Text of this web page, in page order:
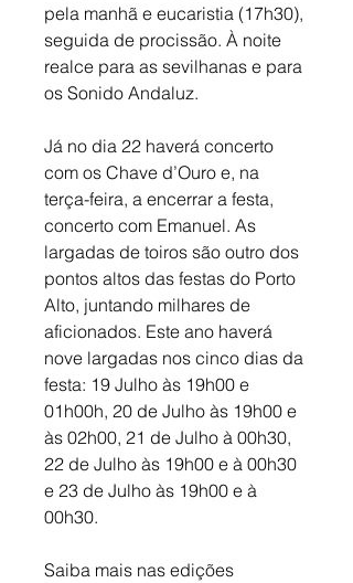
pela manhã e eucaristia (17h30),
seguida de procissão. À noite
realce para as sevilhanas e para
os Sonido Andaluz.
Já no dia 22 haverá concerto
com os Chave d’Ouro e, na
terça-feira, a encerrar a festa,
concerto com Emanuel. As
largadas de toiros são outro dos
pontos altos das festas do Porto
Alto, juntando milhares de
aficionados. Este ano haverá
nove largadas nos cinco dias da
festa: 19 Julho às 19h00 e
01h00h, 20 de Julho às 19h00 e
às 02h00, 21 de Julho à 00h30,
22 de Julho às 19h00 e à 00h30
e 23 de Julho às 19h00 e à
00h30.
Saiba mais nas edições